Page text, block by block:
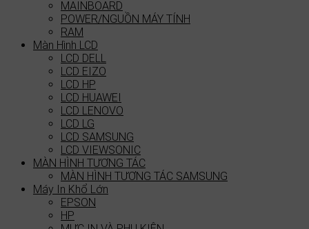
MAINBOARD
POWER/NGUỒN MÁY TÍNH
RAM
Màn Hình LCD
LCD DELL
LCD EIZO
LCD HP
LCD HUAWEI
LCD LENOVO
LCD LG
LCD SAMSUNG
LCD VIEWSONIC
MÀN HÌNH TƯƠNG TÁC
MÀN HÌNH TƯƠNG TÁC SAMSUNG
Máy In Khổ Lớn
EPSON
HP